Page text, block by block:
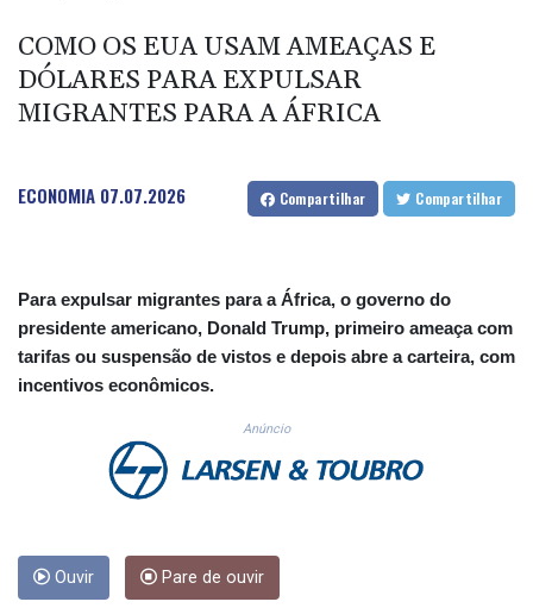
CNY 7.777463
CNH 7.774433
COP 3641.932253
CUP 30.538041
CVE 110.303663
DKK 7.475499
DOP 67.275332
DZD 153.346558
EGP 57.370946
FKP 0.856496
GHS 13.570757
GIP 0.856496
COMO OS EUA USAM AMEAÇAS E
DÓLARES PARA EXPULSAR
MIGRANTES PARA A ÁFRICA
ECONOMIA 07.07.2026 Compartilhar Compartilhar
Para expulsar migrantes para a África, o governo do
presidente americano, Donald Trump, primeiro ameaça com
tarifas ou suspensão de vistos e depois abre a carteira, com
incentivos econômicos.
Anúncio
Ouvir Pare de ouvir